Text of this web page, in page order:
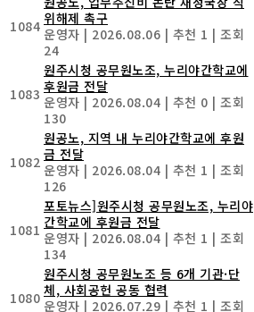
1084 위해제 촉구
운영자 | 2026.08.06 | 추천 1 | 조회
24
1083
원주시청 공무원노조, 누리야간학교에
후원금 전달
운영자 | 2026.08.04 | 추천 0 | 조회
130
1082
원공노, 지역 내 누리야간학교에 후원
금 전달
운영자 | 2026.08.04 | 추천 1 | 조회
126
1081
포토뉴스]원주시청 공무원노조, 누리야
간학교에 후원금 전달
운영자 | 2026.08.04 | 추천 1 | 조회
134
1080
원주시청 공무원노조 등 6개 기관·단
체, 사회공헌 공동 협력
운영자 | 2026.07.29 | 추천 1 | 조회